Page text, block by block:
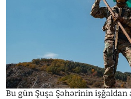
Bu gün Şuşa Şəhərinin işğaldan